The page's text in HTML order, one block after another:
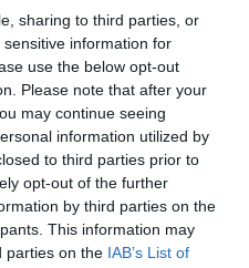
sharing to third parties, or
information for
use the below opt-out
Please note that after your
may continue seeing
information utilized by
to third parties prior to
opt-out of the further
by third parties on the
This information may
parties on the IAB’s List of
como socio
anuales hasta